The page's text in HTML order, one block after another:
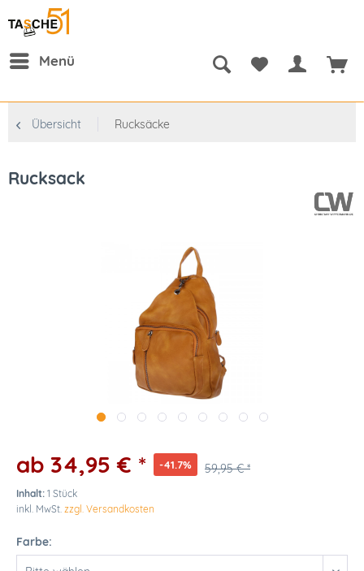
Menü
Übersicht Rucksäcke
Rucksack
ab 34,95 € * -41.7% 59,95 € *
Inhalt: 1 Stück
inkl. MwSt. zzgl. Versandkosten
Farbe: